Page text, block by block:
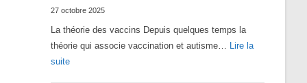
27 octobre 2025
La théorie des vaccins Depuis quelques temps la
théorie qui associe vaccination et autisme… Lire la
suite: